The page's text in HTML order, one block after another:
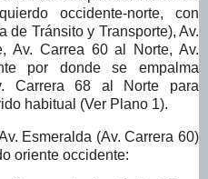
occidente-norte, con
de Tránsito y Transporte), Av.
Av. Carrea 60 al Norte, Av.
por donde se empalma
Carrera 68 al Norte para
habitual (Ver Plano 1).
Esmeralda (Av. Carrera 60)
oriente occidente: